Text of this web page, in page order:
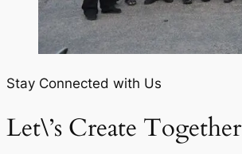
Stay Connected with Us
Let\’s Create Together